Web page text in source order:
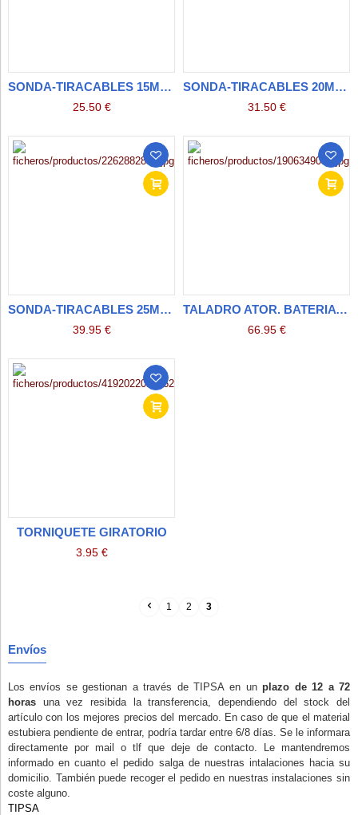
SONDA-TIRACABLES 15MX3,9MM ACERO FORRADO PROFESIONAL
25.50 €
SONDA-TIRACABLES 20MX3,9MM ACERO FORRADO PROFESIONAL
31.50 €
SONDA-TIRACABLES 25MX3,9MM ACERO FORRADO PROFESIONAL
39.95 €
TALADRO ATOR. BATERIA 20V. 1.3AH
66.95 €
TORNIQUETE GIRATORIO
3.95 €
1 2 3
Envíos
Los envíos se gestionan a través de TIPSA en unplazo de 12 a 72
horas una vez resibida la transferencia, dependiendo del stock del
artículo con los mejores precios del mercado. En caso de que el material
estubiera pendiente de entrar, podría tardar entre 6/8 días. Se le informara
directamente por mail o tlf que deje de contacto. Le mantendremos
informado en cuanto el pedido salga de nuestras intalaciones hacia su
domicilio. También puede recoger el pedido en nuestras instalaciones sin
coste alguno.
TIPSA